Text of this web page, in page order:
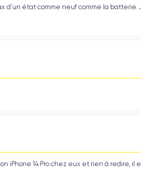
d’un état comme neuf comme la batterie.
iPhone 14 Pro chez eux et rien à redire, il